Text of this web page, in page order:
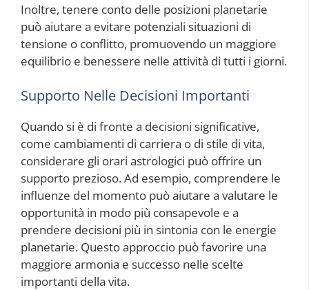
Inoltre, tenere conto delle posizioni planetarie
può aiutare a evitare potenziali situazioni di
tensione o conflitto, promuovendo un maggiore
equilibrio e benessere nelle attività di tutti i giorni.
Supporto Nelle Decisioni Importanti
Quando si è di fronte a decisioni significative,
come cambiamenti di carriera o di stile di vita,
considerare gli orari astrologici può offrire un
supporto prezioso. Ad esempio, comprendere le
influenze del momento può aiutare a valutare le
opportunità in modo più consapevole e a
prendere decisioni più in sintonia con le energie
planetarie. Questo approccio può favorire una
maggiore armonia e successo nelle scelte
importanti della vita.